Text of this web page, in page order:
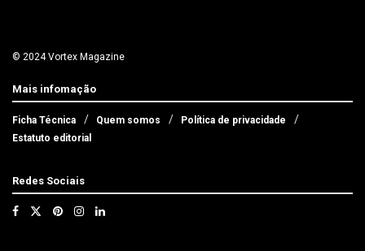
© 2024 Vortex Magazine
Mais infomação
Ficha Técnica Quem somos
Política de privacidade
Estatuto editorial
Redes Sociais